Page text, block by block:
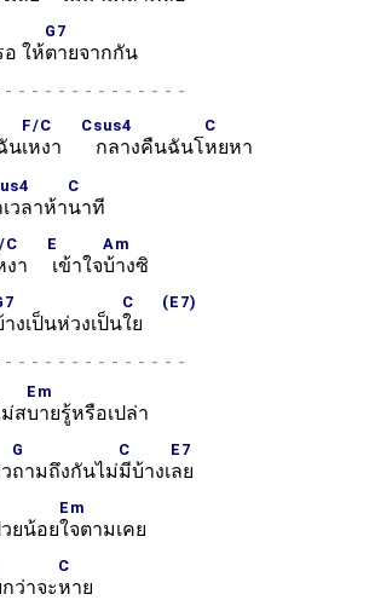
ให้
G7
ตายจากกัน
-
น
F/C
เหงา
Csus4
กลางคืนฉันโ
C
หยหา
วลาห้า
C
นาที
C
งา
E
เข้าใจ
Am
บ้างซิ
งเป็นห่วงเป็น
C
ใย
(E7)
-
ส
Em
บายรู้หรือเปล่า
G
ถามถึงกันไม่
C
มีบ้างเ
E7
ลย
ยน้อย
Em
ใจตามเคย
ว่าจะ
C
หาย